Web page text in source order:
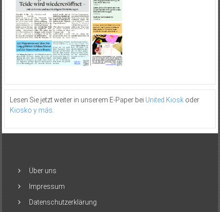
Lesen Sie jetzt weiter in unserem E-Paper bei United Kioskoder
Kiosko y más
Über uns
Impressum
Datenschutzerklärung